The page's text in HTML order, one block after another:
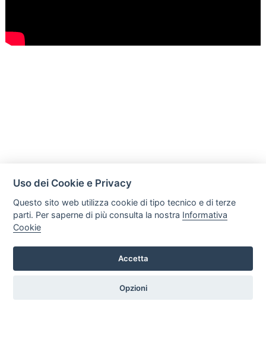
Mobili Di Palma
Via di Ogliara 89, 84135, Salerno
Tel. +39 089281193 / +39 3358372617 Email:
Uso dei Cookie e Privacy
Questo sito web utilizza cookie di tipo tecnico e di terze
parti. Per saperne di più consulta la nostra Informativa
Cookie
Accetta
Opzioni